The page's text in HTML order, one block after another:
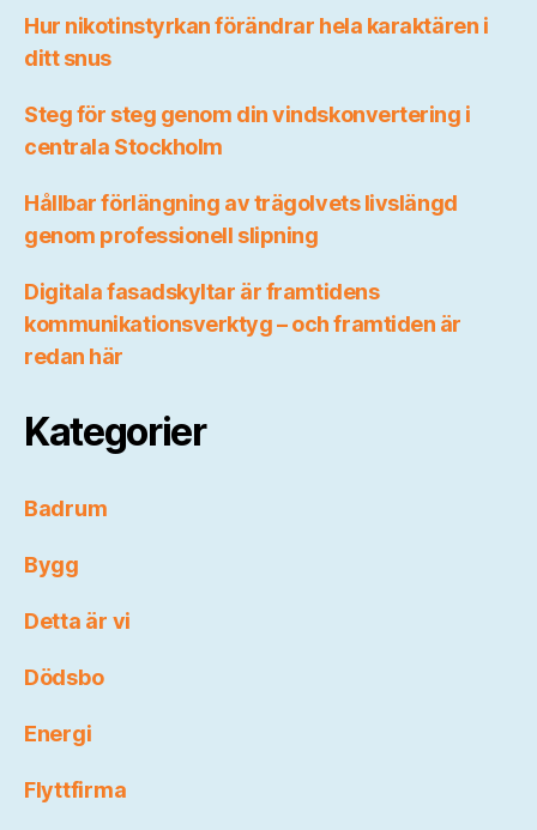
Hur nikotinstyrkan förändrar hela karaktären i
ditt snus
Steg för steg genom din vindskonvertering i
centrala Stockholm
Hållbar förlängning av trägolvets livslängd
genom professionell slipning
Digitala fasadskyltar är framtidens
kommunikationsverktyg – och framtiden är
redan här
Kategorier
Badrum
Bygg
Detta är vi
Dödsbo
Energi
Flyttfirma